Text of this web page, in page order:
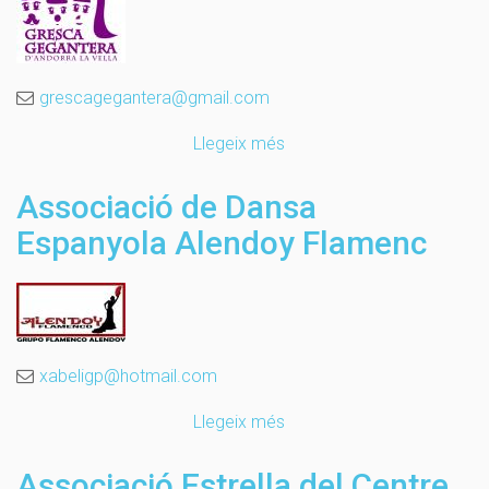
grescagegantera@gmail.com
Llegeix més
d'Andorra
la
Vella
Associació de Dansa
Espanyola Alendoy Flamenc
xabeligp@hotmail.com
Llegeix més